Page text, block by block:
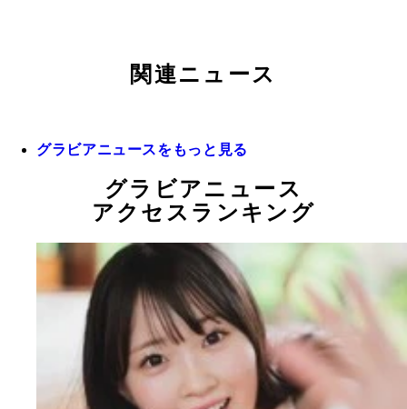
関連ニュース
グラビアニュースをもっと見る
グラビアニュース
アクセスランキング